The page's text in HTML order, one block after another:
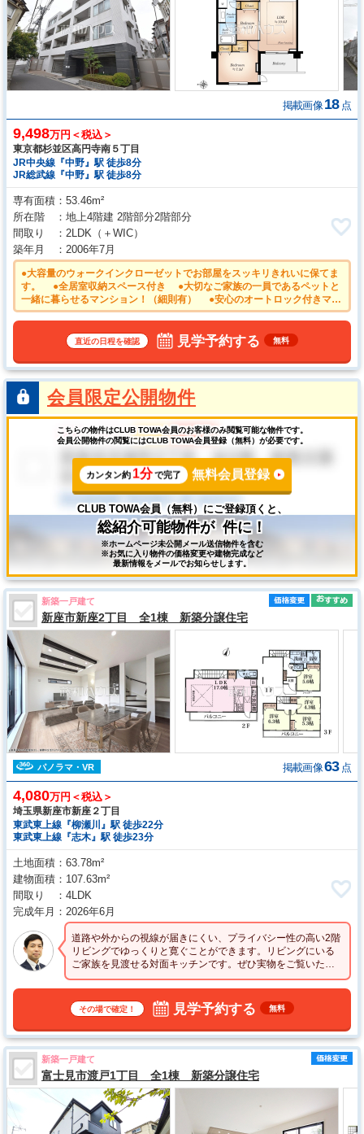
掲載画像 18 点
9,498万円＜税込＞
東京都杉並区高円寺南５丁目
JR中央線『中野』駅 徒歩8分
JR総武線『中野』駅 徒歩8分
専有面積
53.46m²
所在階
地上4階建 2階部分2階部分
間取り
2LDK （＋WIC）
築年月
2006年7月
●大容量のウォークインクローゼットでお部屋をスッキリきれいに保てま
す。 ●全居室収納スペース付き ●大切なご家族の一員であるペットと
一緒に暮らせるマンション！（細則有） ●安心のオートロック付きマン
ション ●宅配ボックス付きで再配達の手間が省けます
直近の日程を確認 見学予約する 無料
会員限定公開物件
こちらの物件はCLUB TOWA会員のお客様のみ閲覧可能な物件です。
会員公開物件の閲覧にはCLUB TOWA会員登録（無料）が必要です。
カンタン約1分で完了 無料会員登録
CLUB TOWA会員（無料）にご登録頂くと、
総紹介可能物件が 件に！
※ホームページ未公開メール送信物件を含む
※お気に入り物件の価格変更や建物完成など
最新情報をメールでお知らせします。
新築一戸建て
新座市新座2丁目 全1棟 新築分譲住宅
パノラマ・VR 掲載画像63 点
4,080万円＜税込＞
埼玉県新座市新座２丁目
東武東上線『柳瀬川』駅 徒歩22分
東武東上線『志木』駅 徒歩23分
土地面積
63.78m²
建物面積
107.63m²
間取り
4LDK
完成年月
2026年6月
道路や外からの視線が届きにくい、プライバシー性の高い2階
リビングでゆっくりと寛ぐことができます。リビングにいる
ご家族を見渡せる対面キッチンです。ぜひ実物をご覧いただ
きたく思います。
その場で確定！ 見学予約する 無料
新築一戸建て
富士見市渡戸1丁目 全1棟 新築分譲住宅